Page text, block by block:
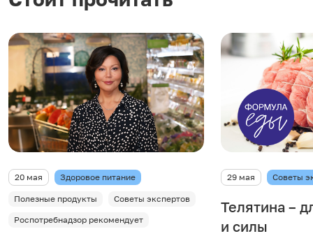
20 мая Здоровое питание
Полезные продукты
Советы экспертов
Роспотребнадзор рекомендует
29 мая Советы
Телятина –
и силы